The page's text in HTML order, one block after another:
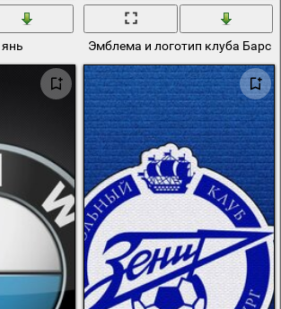
Эмблема и логотип клуба